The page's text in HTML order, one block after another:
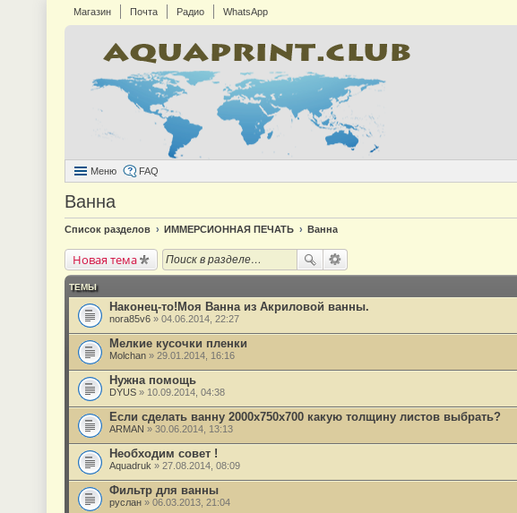
Магазин Почта Радио WhatsApp
Меню FAQ
Ванна
Список разделов ИММЕРСИОННАЯ ПЕЧАТЬ Ванна
Новая тема
ТЕМЫ
Наконец-то!Моя Ванна из Акриловой ванны.
nora85v6 » 04.06.2014, 22:27
Мелкие кусочки пленки
Molchan » 29.01.2014, 16:16
Нужна помощь
DYUS » 10.09.2014, 04:38
Если сделать ванну 2000х750х700 какую толщину листов выбрать?
ARMAN » 30.06.2014, 13:13
Необходим совет !
Aquadruk » 27.08.2014, 08:09
Фильтр для ванны
руслан » 06.03.2013, 21:04